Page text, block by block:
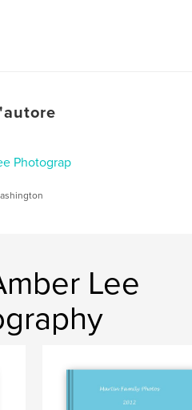
Photograp
Lee